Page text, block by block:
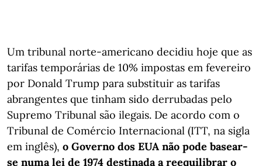
Um tribunal norte-americano decidiu hoje que as
tarifas temporárias de 10% impostas em fevereiro
por Donald Trump para substituir as tarifas
abrangentes que tinham sido derrubadas pelo
Supremo Tribunal são ilegais. De acordo com o
Tribunal de Comércio Internacional (ITT, na sigla
em inglês), o Governo dos EUA não pode basear-
se numa lei de 1974 destinada a reequilibrar o